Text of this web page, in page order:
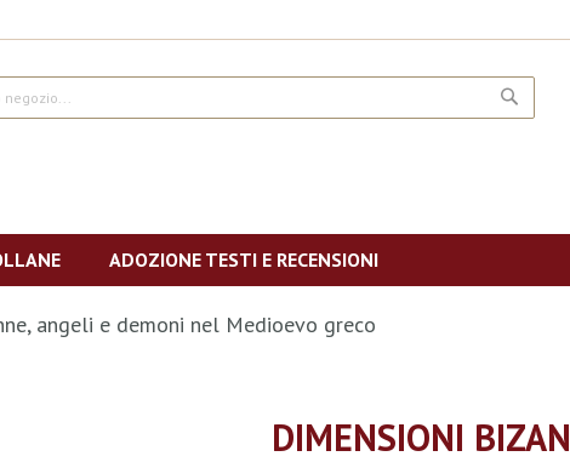
ADOZIONE TESTI E RECENSIONI
angeli e demoni nel Medioevo greco
DIMENSIONI